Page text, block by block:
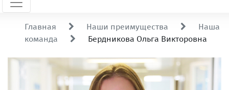
Главная Наши преимущества
Наша
команда
Бердникова Ольга Викторовна